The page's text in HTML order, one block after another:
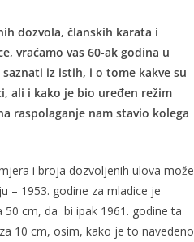
dozvola, članskih karata i
vraćamo vas 60-ak godina u
iz istih, i o tome kakve su
ali i kako je bio uređen režim
raspolaganje nam stavio kolega
i broja dozvoljenih ulova može
– 1953. godine za mladice je
cm, da bi ipak 1961. godine ta
10 cm, osim, kako je to navedeno